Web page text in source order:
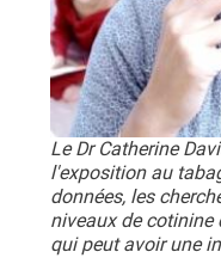
Le Dr Catherine
l'exposition au
données, les
niveaux de cotinine
qui peut avoir une